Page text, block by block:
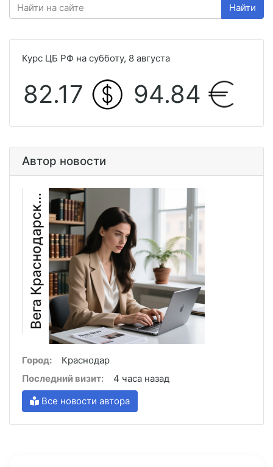
Найти
Курс ЦБ РФ на субботу, 8 августа
82.17 94.84
Автор новости
В
е
г
а
К
р
а
с
н
о
д
а
р
с
к
а
я
Город:
Краснодар
Последний визит:
4 часа назад
Все новости автора